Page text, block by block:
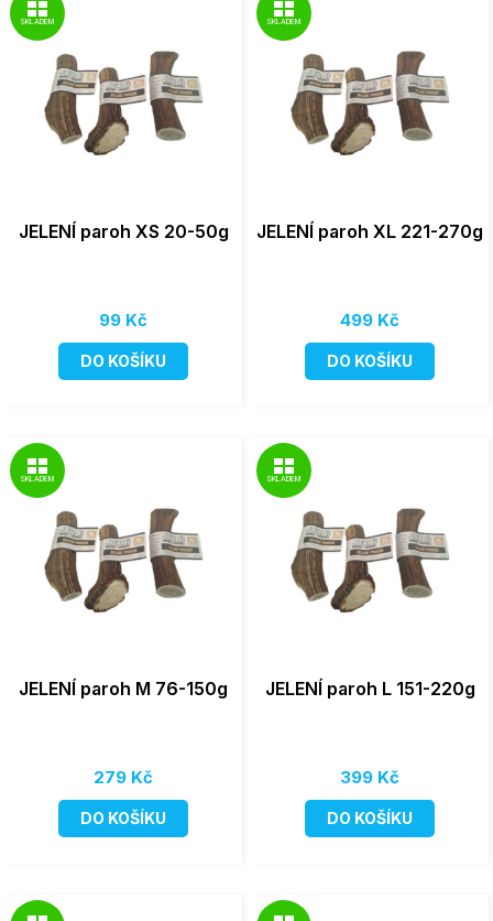
SKLADEM
JELENÍ paroh XS 20-50g
99 Kč
DO KOŠÍKU
SKLADEM
JELENÍ paroh XL 221-270g
499 Kč
DO KOŠÍKU
SKLADEM
JELENÍ paroh M 76-150g
279 Kč
DO KOŠÍKU
SKLADEM
JELENÍ paroh L 151-220g
399 Kč
DO KOŠÍKU